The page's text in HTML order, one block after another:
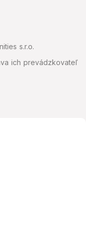
s.r.o.
ich prevádzkovateľ